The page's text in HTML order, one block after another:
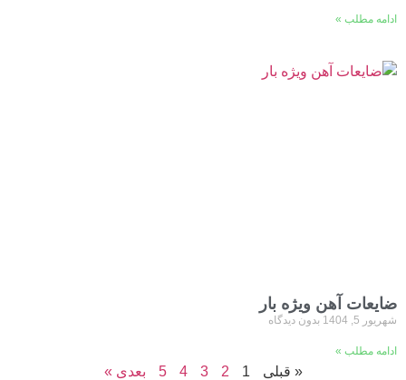
ادامه مطلب »
ضایعات آهن ویژه بار
شهریور 5, 1404 بدون دیدگاه
ادامه مطلب »
« قبلی 1
2
3
4
5 بعدی »